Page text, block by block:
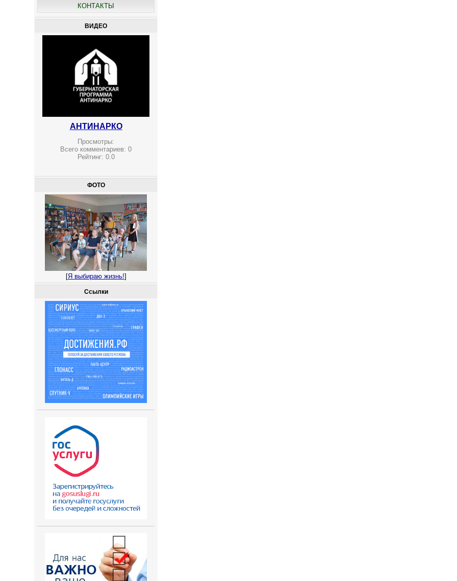
КОНТАКТЫ
ВИДЕО
АНТИНАРКО
Просмотры:
Всего комментариев:0
Рейтинг: 0.0
ФОТО
[Я выбираю жизнь!]
Ссылки